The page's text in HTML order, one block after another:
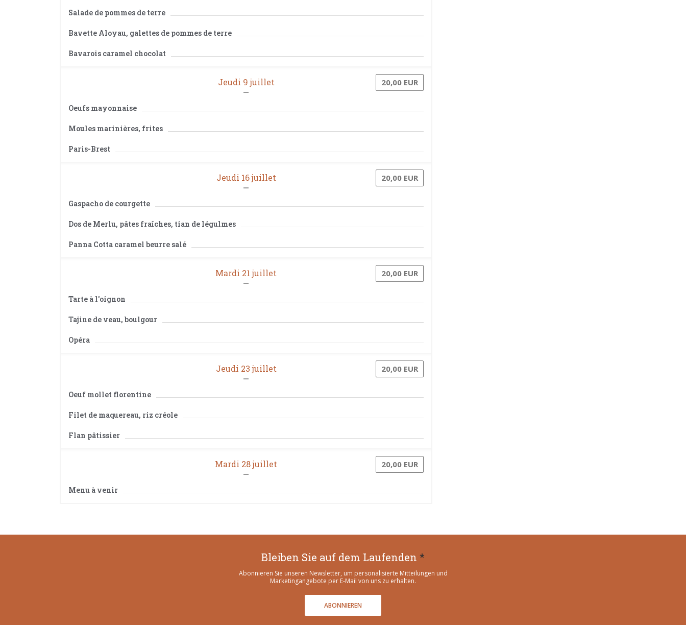
Salade de pommes de terre
Bavette Aloyau, galettes de pommes de terre
Bavarois caramel chocolat
Jeudi 9 juillet 20,00 EUR
Oeufs mayonnaise
Moules marinières, frites
Paris-Brest
Jeudi 16 juillet 20,00 EUR
Gaspacho de courgette
Dos de Merlu, pâtes fraîches, tian de légulmes
Panna Cotta caramel beurre salé
Mardi 21 juillet 20,00 EUR
Tarte à l'oignon
Tajine de veau, boulgour
Opéra
Jeudi 23 juillet 20,00 EUR
Oeuf mollet florentine
Filet de maquereau, riz créole
Flan pâtissier
Mardi 28 juillet 20,00 EUR
Menu à venir
Bleiben Sie auf dem Laufenden *
Abonnieren Sie unseren Newsletter, um personalisierte Mitteilungen und
Marketingangebote per E-Mail von uns zu erhalten.
ABONNIEREN